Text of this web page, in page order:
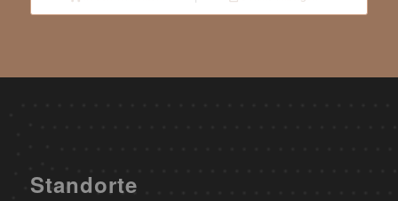
Standorte